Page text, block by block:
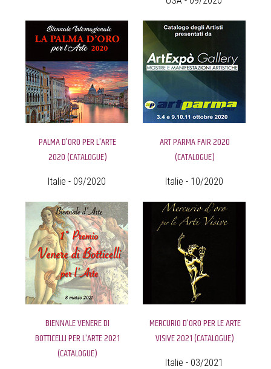
PALMA D'ORO PER L'ARTE
2020 (CATALOGUE)
Italie - 09/2020
ART PARMA FAIR 2020
(CATALOGUE)
Italie - 10/2020
BIENNALE VENERE DI
BOTTICELLI PER L'ARTE 2021
(CATALOGUE)
MERCURIO D'ORO PER LE ARTE
VISIVE 2021 (CATALOGUE)
Italie - 03/2021